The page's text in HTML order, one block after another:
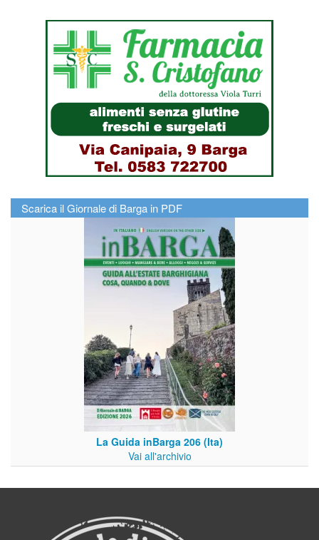
Scarica il Giornale di Barga in PDF
La Guida inBarga 206 (Ita)
Vai all'archivio